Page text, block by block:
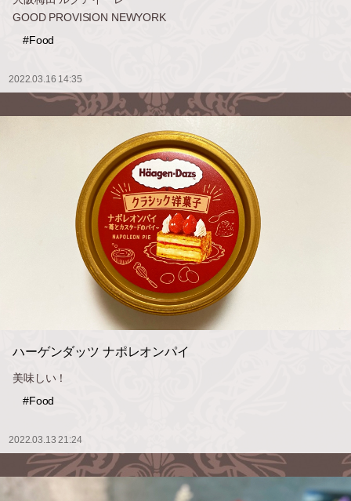
GOOD PROVISION NEWYORK
#Food
2022.03.16 14:35
ハーゲンダッツ ナポレオンパイ
美味しい！
#Food
2022.03.13 21:24